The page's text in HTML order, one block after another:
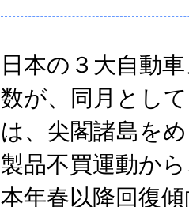
日本の３大自動
数が、同月とし
は、尖閣諸島を
製品不買運動か
本年春以降回復